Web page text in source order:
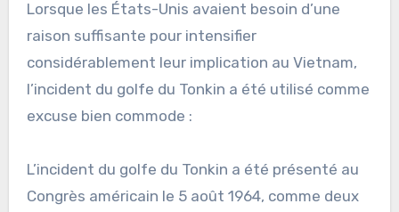
Lorsque les États-Unis avaient besoin d’une
raison suffisante pour intensifier
considérablement leur implication au Vietnam,
l’incident du golfe du Tonkin a été utilisé comme
excuse bien commode :
L’incident du golfe du Tonkin a été présenté au
Congrès américain le 5 août 1964, comme deux